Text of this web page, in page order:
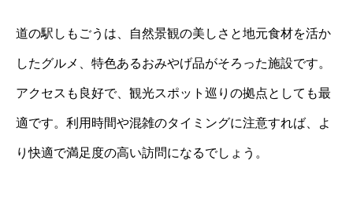
道の駅しもごうは、自然景観の美しさと地元食材を活か
したグルメ、特色あるおみやげ品がそろった施設です。
アクセスも良好で、観光スポット巡りの拠点としても最
適です。利用時間や混雑のタイミングに注意すれば、よ
り快適で満足度の高い訪問になるでしょう。